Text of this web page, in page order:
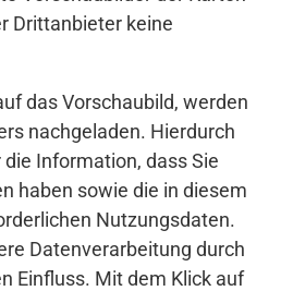
Dritt­anbieter keine
das Vor­schau­bild, werden
nach­geladen. Hier­durch
Information, dass Sie
haben sowie die in diesem
Nutzungs­daten.
Daten­ver­arbeitung durch
Einfluss. Mit dem Klick auf